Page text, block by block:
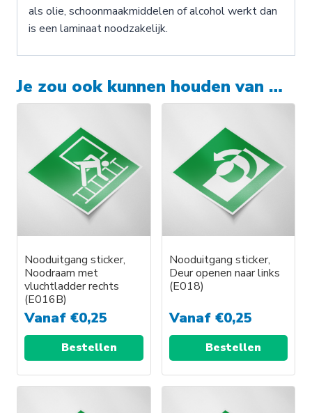
als olie, schoonmaakmiddelen of alcohol werkt dan
is een laminaat noodzakelijk.
Je zou ook kunnen houden van …
Nooduitgang sticker,
Noodraam met
vluchtladder rechts
(E016B)
Vanaf €0,25
Bestellen
Nooduitgang sticker,
Deur openen naar links
(E018)
Vanaf €0,25
Bestellen